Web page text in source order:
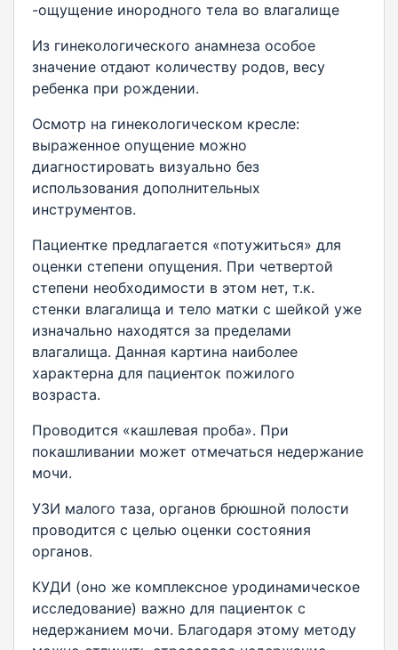
-ощущение инородного тела во влагалище
Из гинекологического анамнеза особое
значение отдают количеству родов, весу
ребенка при рождении.
Осмотр на гинекологическом кресле:
выраженное опущение можно
диагностировать визуально без
использования дополнительных
инструментов.
Пациентке предлагается «потужиться» для
оценки степени опущения. При четвертой
степени необходимости в этом нет, т.к.
стенки влагалища и тело матки с шейкой уже
изначально находятся за пределами
влагалища. Данная картина наиболее
характерна для пациенток пожилого
возраста.
Проводится «кашлевая проба». При
покашливании может отмечаться недержание
мочи.
УЗИ малого таза, органов брюшной полости
проводится с целью оценки состояния
органов.
КУДИ (оно же комплексное уродинамическое
исследование) важно для пациенток с
недержанием мочи. Благодаря этому методу